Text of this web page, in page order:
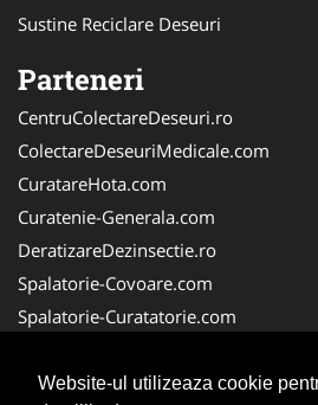
Website-ul utilizeaza cookie
Sustine Reciclare Deseuri
Parteneri
CentruColectareDeseuri.ro
ColectareDeseuriMedicale.com
CuratareHota.com
Curatenie-Generala.com
DeratizareDezinsectie.ro
Spalatorie-Covoare.com
Spalatorie-Curatatorie.com
FirmaDeratizare.ro